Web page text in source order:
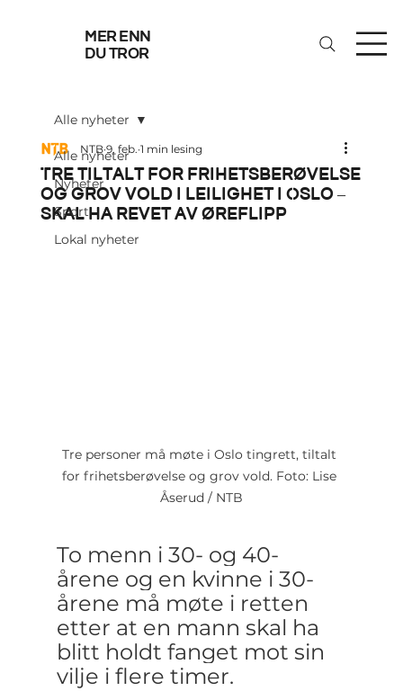
mer enn
du tror
Alle nyheter
Nyheter
Sport
Lokal nyheter
Alle nyheter
Tre tiltalt for frihetsberøvelse
og grov vold i leilighet i Oslo –
skal ha revet av øreflipp
NTB 9. feb. 1 min lesing
Tre personer må møte i Oslo tingrett, tiltalt
for frihetsberøvelse og grov vold. Foto: Lise
Åserud / NTB
To menn i 30- og 40-
årene og en kvinne i 30-
årene må møte i retten
etter at en mann skal ha
blitt holdt fanget mot sin
vilje i flere timer.